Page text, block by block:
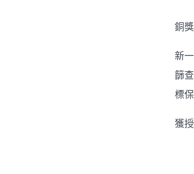
銅
新
篩
標
獲